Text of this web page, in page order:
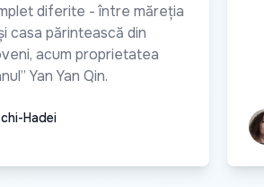
diferite - între măreția
casa părintească din
acum proprietatea
Yan Yan Qin.
Hadei